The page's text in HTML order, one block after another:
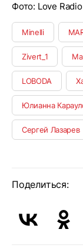
Фото: Love Radio
Minelli
Zivert_1
LOBODA
Юлианна
Сергей Лазарев
Поделиться: